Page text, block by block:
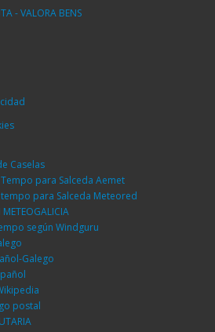
- VALORA BENS
Caselas
para Salceda Aemet
para Salceda Meteored
METEOGALICIA
según Windguru
Galego
postal